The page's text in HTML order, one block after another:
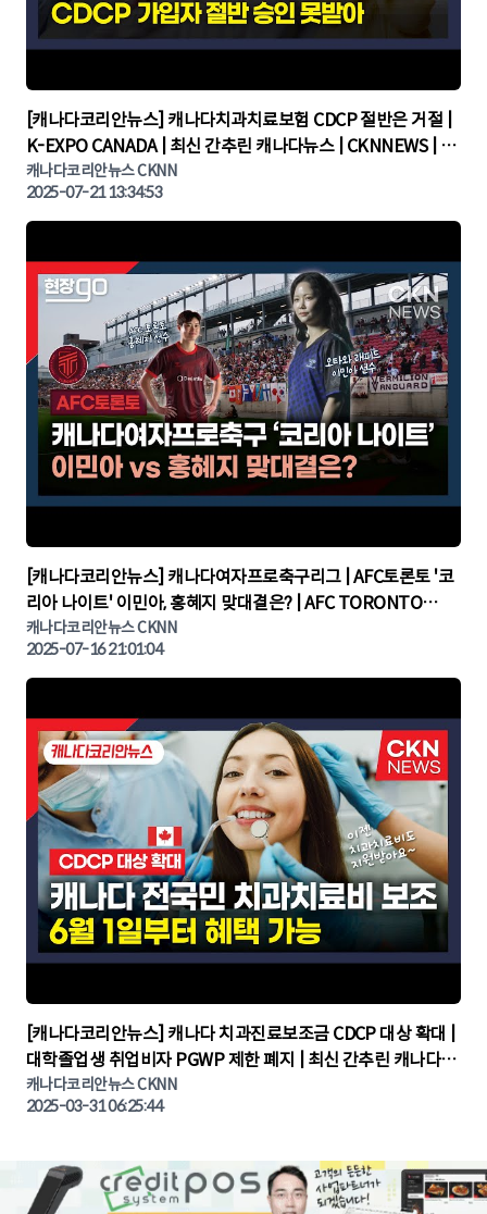
▶
[캐나다코리안뉴스] 캐나다치과치료보험 CDCP 절반은 거절 |
K-EXPO CANADA | 최신 간추린 캐나다뉴스 | CKNNEWS | 캐
나다뉴스 | 토론토뉴스
캐나다코리안뉴스 CKNN
2025-07-21 13:34:53
▶
[캐나다코리안뉴스] 캐나다여자프로축구리그 | AFC토론토 '코
리아 나이트' 이민아, 홍혜지 맞대결은? | AFC TORONTO
KOREA NIGHT | 캐나다뉴스 | 토론토뉴스
캐나다코리안뉴스 CKNN
2025-07-16 21:01:04
▶
[캐나다코리안뉴스] 캐나다 치과진료보조금 CDCP 대상 확대 |
대학졸업생 취업비자 PGWP 제한 폐지 | 최신 간추린 캐나다뉴
스 | CKNNEWS | 캐나다뉴스 | 토론토뉴스
캐나다코리안뉴스 CKNN
2025-03-31 06:25:44